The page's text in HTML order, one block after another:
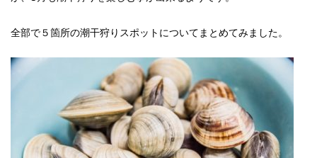
全部で５箇所の潮干狩りスポットについてまとめてみました。